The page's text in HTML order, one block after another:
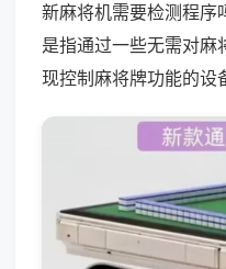
新麻将机需要检测程序
是指通过一些无需对麻
现控制麻将牌功能的设